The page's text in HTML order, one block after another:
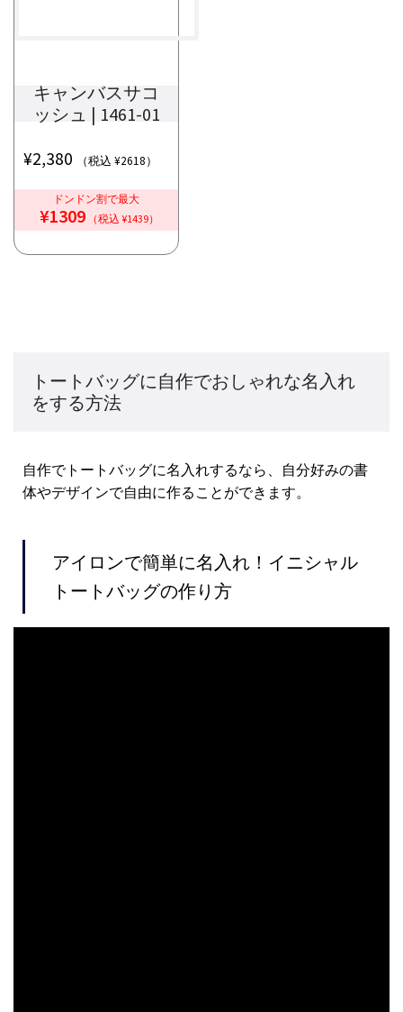
キャンバスサコ
ッシュ | 1461-01
¥2,380 （税込 ¥2618）
ドンドン割で最大
¥1309 （税込 ¥1439）
トートバッグに自作でおしゃれな名入れ
をする方法
自作でトートバッグに名入れするなら、自分好みの書
体やデザインで自由に作ることができます。
アイロンで簡単に名入れ！イニシャル
トートバッグの作り方